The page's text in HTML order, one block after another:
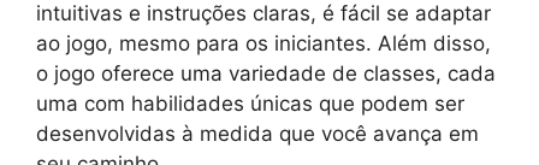
intuitivas e instruções claras, é fácil se adaptar
ao jogo, mesmo para os iniciantes. Além disso,
o jogo oferece uma variedade de classes, cada
uma com habilidades únicas que podem ser
desenvolvidas à medida que você avança em